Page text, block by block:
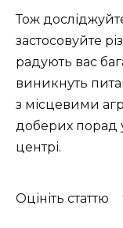
Тож
застосовуйте
радують вас
виникнуть
з місцевими
доберих порад
центрі.
Оцініть статтю